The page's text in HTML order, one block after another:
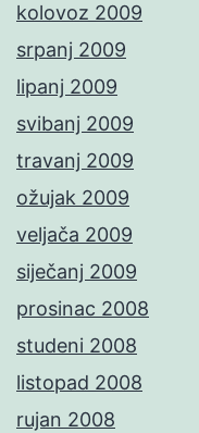
kolovoz 2009
srpanj 2009
lipanj 2009
svibanj 2009
travanj 2009
ožujak 2009
veljača 2009
siječanj 2009
prosinac 2008
studeni 2008
listopad 2008
rujan 2008